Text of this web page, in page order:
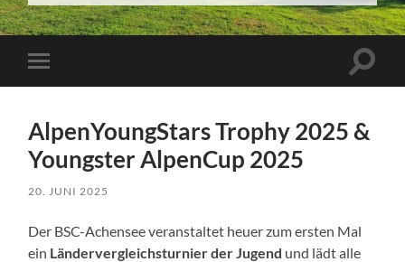
BSC
Wörthersee
Menü
AlpenYoungStars Trophy 2025 &
Youngster AlpenCup 2025
20. JUNI 2025
Der BSC-Achensee veranstaltet heuer zum ersten Mal
ein Ländervergleichsturnier der Jugend und lädt alle